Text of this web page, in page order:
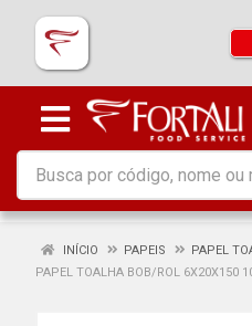
INÍCIO PAPEIS
PAPEL
PAPEL TOALHA BOB/ROL 6X20X150